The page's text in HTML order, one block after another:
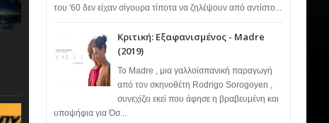
του '60 δεν είχαν σίγουρα τίποτα να ζηλέψουν από αντίστο...
Κριτική: Εξαφανισμένος - Madre
(2019)
Το Madre , μια γαλλοϊσπανική παραγωγή
από τον σκηνοθέτη Rodrigo Sorogoyen ,
συνεχίζει εκεί που άφησε η βραβευμένη και
υποψήφια για Όσ...